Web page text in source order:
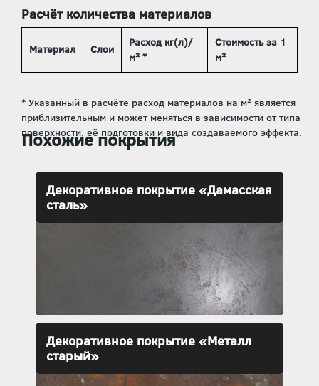
Расчёт количества материалов
Материал Слои
Расход кг(л)/
м² *
Стоимость за 1
м²
Похожие покрытия
Декоративное покрытие «Дамасская
сталь»
Декоративное покрытие «Металл
старый»